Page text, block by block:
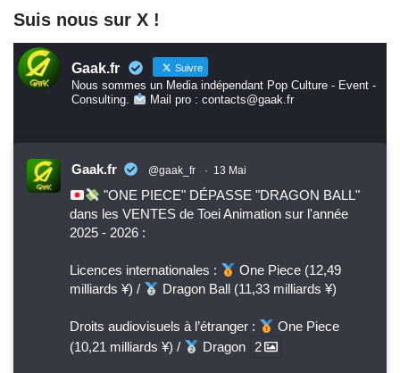
Suis nous sur X !
Gaak.fr Suivre
Nous sommes un Media indépendant Pop Culture - Event -
Consulting.
Mail pro : contacts@gaak.fr
Gaak.fr @gaak_fr · 13 Mai
"ONE PIECE" DÉPASSE "DRAGON BALL"
dans les VENTES de Toei Animation sur l'année
2025 - 2026 :
Licences internationales :
One Piece (12,49
milliards ¥) /
Dragon Ball (11,33 milliards ¥)
Droits audiovisuels à l’étranger :
One Piece
(10,21 milliards ¥) /
Dragon 2